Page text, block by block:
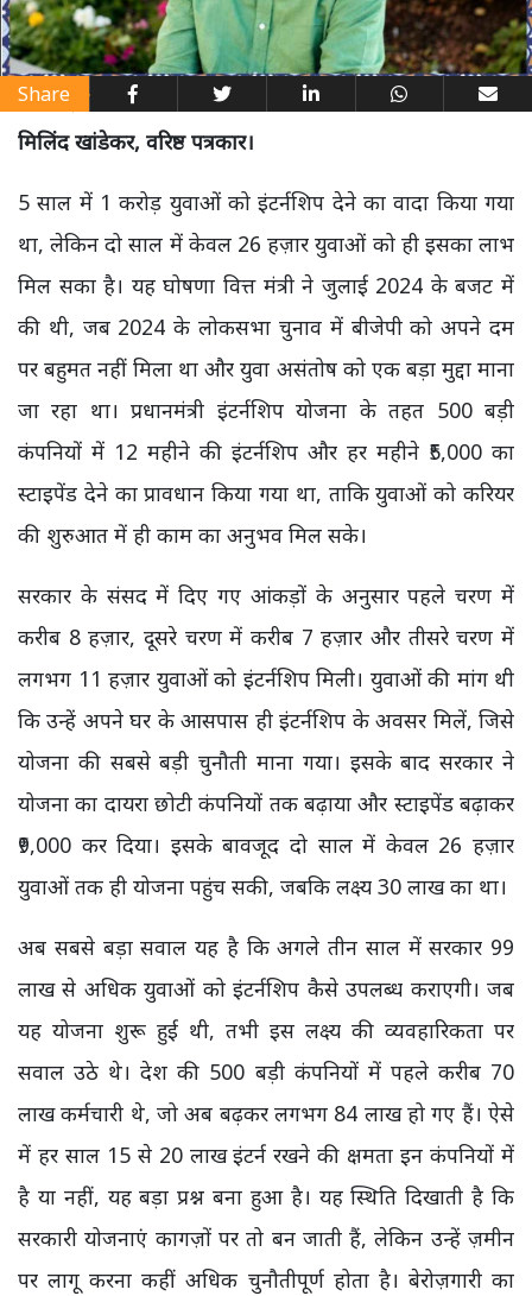
Share
मिलिंद खांडेकर, वरिष्ठ पत्रकार।
5 साल में 1 करोड़ युवाओं को इंटर्नशिप देने का वादा किया गया
था, लेकिन दो साल में केवल 26 हज़ार युवाओं को ही इसका लाभ
मिल सका है। यह घोषणा वित्त मंत्री ने जुलाई 2024 के बजट में
की थी, जब 2024 के लोकसभा चुनाव में बीजेपी को अपने दम
पर बहुमत नहीं मिला था और युवा असंतोष को एक बड़ा मुद्दा माना
जा रहा था। प्रधानमंत्री इंटर्नशिप योजना के तहत 500 बड़ी
कंपनियों में 12 महीने की इंटर्नशिप और हर महीने ₹5,000 का
स्टाइपेंड देने का प्रावधान किया गया था, ताकि युवाओं को करियर
की शुरुआत में ही काम का अनुभव मिल सके।
सरकार के संसद में दिए गए आंकड़ों के अनुसार पहले चरण में
करीब 8 हज़ार, दूसरे चरण में करीब 7 हज़ार और तीसरे चरण में
लगभग 11 हज़ार युवाओं को इंटर्नशिप मिली। युवाओं की मांग थी
कि उन्हें अपने घर के आसपास ही इंटर्नशिप के अवसर मिलें, जिसे
योजना की सबसे बड़ी चुनौती माना गया। इसके बाद सरकार ने
योजना का दायरा छोटी कंपनियों तक बढ़ाया और स्टाइपेंड बढ़ाकर
₹9,000 कर दिया। इसके बावजूद दो साल में केवल 26 हज़ार
युवाओं तक ही योजना पहुंच सकी, जबकि लक्ष्य 30 लाख का था।
अब सबसे बड़ा सवाल यह है कि अगले तीन साल में सरकार 99
लाख से अधिक युवाओं को इंटर्नशिप कैसे उपलब्ध कराएगी। जब
यह योजना शुरू हुई थी, तभी इस लक्ष्य की व्यवहारिकता पर
सवाल उठे थे। देश की 500 बड़ी कंपनियों में पहले करीब 70
लाख कर्मचारी थे, जो अब बढ़कर लगभग 84 लाख हो गए हैं। ऐसे
में हर साल 15 से 20 लाख इंटर्न रखने की क्षमता इन कंपनियों में
है या नहीं, यह बड़ा प्रश्न बना हुआ है। यह स्थिति दिखाती है कि
सरकारी योजनाएं कागज़ों पर तो बन जाती हैं, लेकिन उन्हें ज़मीन
पर लागू करना कहीं अधिक चुनौतीपूर्ण होता है। बेरोज़गारी का